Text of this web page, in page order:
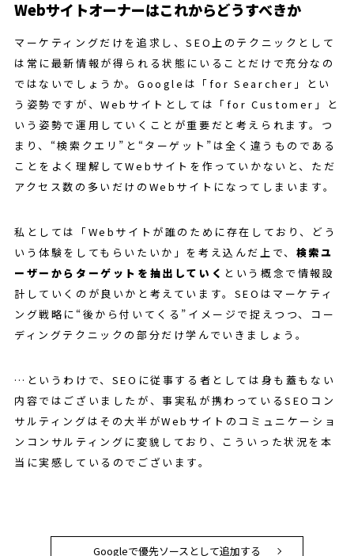
Webサイトオーナーはこれからどうすべきか
マーケティングだけを追求し、SEO上のテクニックとして
は常に最新情報が得られる状態にいることだけで充分なの
ではないでしょうか。Googleは「for Searcher」とい
う姿勢ですが、Webサイトとしては「for Customer」と
いう姿勢で運用していくことが重要だと考えられます。つ
まり、“検索クエリ”と“ターゲット”は全く違うものである
ことをよく理解してWebサイトを作っていかないと、ただ
アクセス数の多いだけのWebサイトになってしまいます。
私としては「Webサイトが誰のために存在しており、どう
いう体験をしてもらいたいか」を考え込んだ上で、 検索ユ
ーザーからターゲットを抽出していく という概念で情報設
計していくのが良いかと考えています。SEOはマーケティ
ング戦略に“後から付いてくる”イメージで捉えつつ、コー
ディングテクニックの部分だけ学んでいきましょう。
…というわけで、SEOに従事する者としては身も蓋もない
内容ではございましたが、事実私が携わっているSEOコン
サルティングはその大半がWebサイトのコミュニケーショ
ンコンサルティングに変貌しており、こういった状況を本
当に実感しているのでございます。
Googleで優先ソースとして追加する